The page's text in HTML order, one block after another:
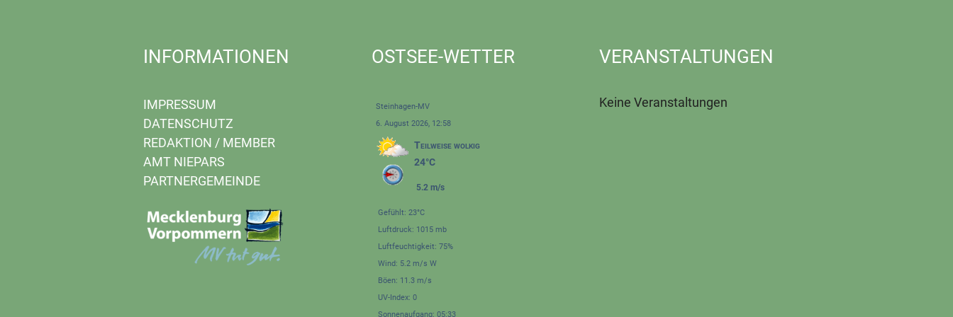
INFORMATIONEN
IMPRESSUM
DATENSCHUTZ
REDAKTION / MEMBER
AMT NIEPARS
PARTNERGEMEINDE
OSTSEE-WETTER
Steinhagen-MV
6. August 2026, 12:58
Teilweise wolkig
24°C
5.2 m/s
Gefühlt: 23°C
Luftdruck: 1015 mb
Luftfeuchtigkeit: 75%
Wind: 5.2 m/s W
Böen: 11.3 m/s
UV-Index: 0
Sonnenaufgang: 05:33
VERANSTALTUNGEN
Keine Veranstaltungen